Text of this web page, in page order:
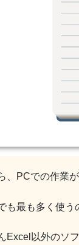
、PCでの作業が
も最も多く使う
Excel以外のソ